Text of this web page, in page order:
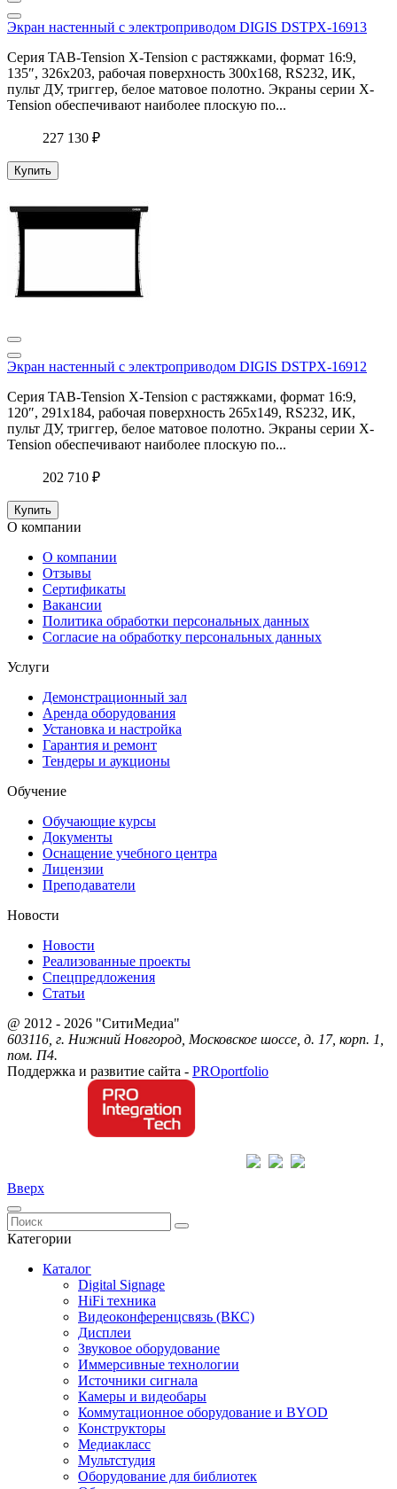
Экран настенный с электроприводом DIGIS DSTPX-16913
Серия TAB-Tension X-Tension с растяжками, формат 16:9,
135″, 326x203, рабочая поверхность 300x168, RS232, ИК,
пульт ДУ, триггер, белое матовое полотно. Экраны серии X-
Tension обеспечивают наиболее плоскую по...
227 130 ₽
Купить
Экран настенный с электроприводом DIGIS DSTPX-16912
Серия TAB-Tension X-Tension с растяжками, формат 16:9,
120″, 291x184, рабочая поверхность 265x149, RS232, ИК,
пульт ДУ, триггер, белое матовое полотно. Экраны серии X-
Tension обеспечивают наиболее плоскую по...
202 710 ₽
Купить
О компании
О компании
Отзывы
Сертификаты
Вакансии
Политика обработки персональных данных
Согласие на обработку персональных данных
Услуги
Демонстрационный зал
Аренда оборудования
Установка и настройка
Гарантия и ремонт
Тендеры и аукционы
Обучение
Обучающие курсы
Документы
Оснащение учебного центра
Лицензии
Преподаватели
Новости
Новости
Реализованные проекты
Спецпредложения
Статьи
@ 2012 - 2026 "СитиМедиа"
603116, г. Нижний Новгород, Московское шоссе, д. 17, корп. 1,
пом. П4.
Поддержка и развитие сайта - PROportfolio
Вверх
Категории
Каталог
Digital Signage
HiFi техника
Видеоконференцсвязь (ВКС)
Дисплеи
Звуковое оборудование
Иммерсивные технологии
Источники сигнала
Камеры и видеобары
Коммутационное оборудование и BYOD
Конструкторы
Медиакласс
Мультстудия
Оборудование для библиотек